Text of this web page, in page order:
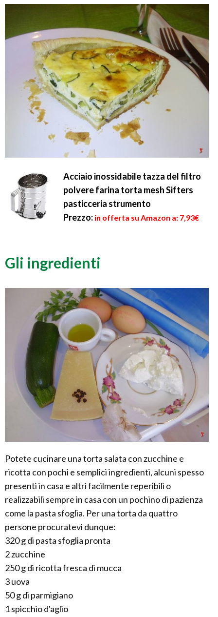
Acciaio inossidabile tazza del filtro
polvere farina torta mesh Sifters
pasticceria strumento
Prezzo: in offerta su Amazon a: 7,93€
Gli ingredienti
Potete cucinare una torta salata con zucchine e
ricotta con pochi e semplici ingredienti, alcuni spesso
presenti in casa e altri facilmente reperibili o
realizzabili sempre in casa con un pochino di pazienza
come la pasta sfoglia. Per una torta da quattro
persone procuratevi dunque:
320 g di pasta sfoglia pronta
2 zucchine
250 g di ricotta fresca di mucca
3 uova
50 g di parmigiano
1 spicchio d'aglio